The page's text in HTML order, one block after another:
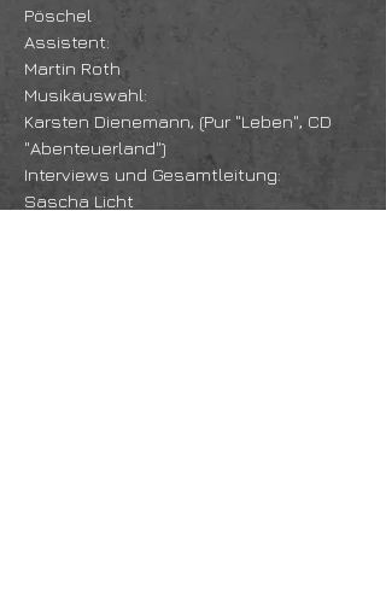
Pöschel
Assistent:
Martin Roth
Musikauswahl:
Karsten Dienemann, (Pur "Leben", CD
"Abenteuerland")
Interviews und Gesamtleitung:
Sascha Licht